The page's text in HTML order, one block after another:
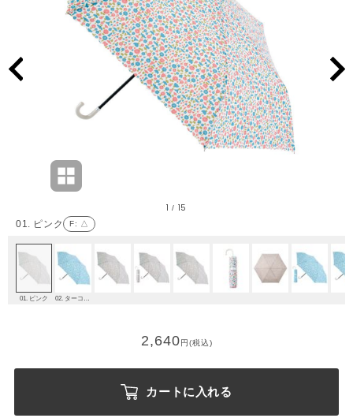
01. ピンク F: △
1 / 15
01. ピンク
2,640円(税込)
カートに入れる